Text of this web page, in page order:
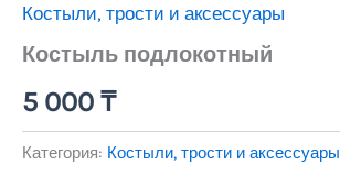
Костыли, трости и аксессуары
Костыль подлокотный
5 000 ₸
Категория: Костыли, трости и аксессуары